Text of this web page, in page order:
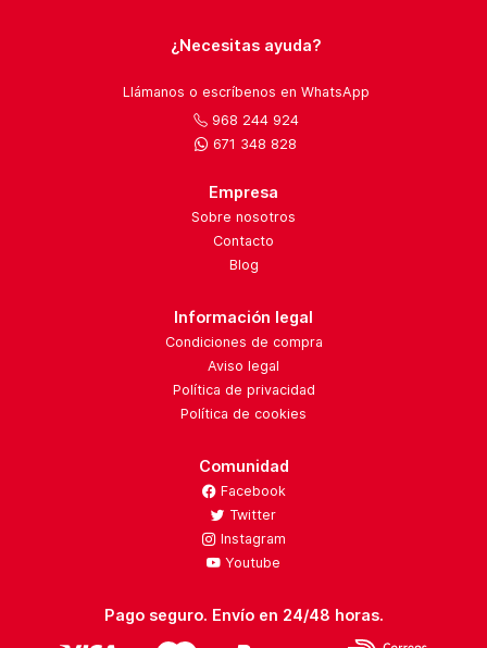
¿Necesitas ayuda?
Llámanos o escríbenos en WhatsApp
968 244 924
671 348 828
Empresa
Sobre nosotros
Contacto
Blog
Información legal
Condiciones de compra
Aviso legal
Política de privacidad
Política de cookies
Comunidad
Facebook
Twitter
Instagram
Youtube
Pago seguro. Envío en 24/48 horas.